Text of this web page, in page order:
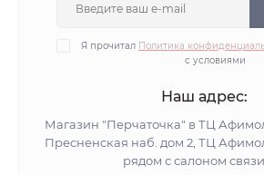
Я прочитал Политика
с условиями
Наш адрес:
Магазин "Перчаточка" в ТЦ
Пресненская наб. дом 2, ТЦ
рядом с салоном